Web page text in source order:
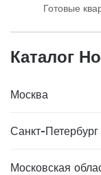
Готовые
Каталог
Москва
Санкт-Петербург
Московская